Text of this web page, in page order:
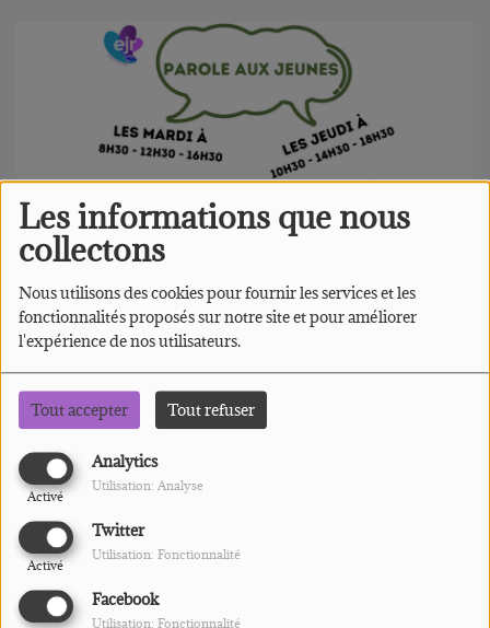
Les informations que nous
collectons
Nous utilisons des cookies pour fournir les services et les
fonctionnalités proposés sur notre site et pour améliorer
l'expérience de nos utilisateurs.
Tout accepter Tout refuser
Analytics
Activé
Utilisation: Analyse
Twitter
Activé
Utilisation: Fonctionnalité
Facebook
Utilisation: Fonctionnalité
JEUDI, DE 14:30 À 15:00
[Parole aux jeunes]
Discussions, témoignages, camps... Parole
aux jeunes de l'Eglise Protestante Unie de
France